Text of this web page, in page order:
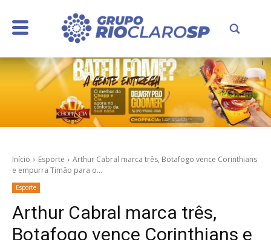
Início Esporte
Arthur Cabral marca três, Botafogo vence Corinthians
e empurra Timão para o...
Esporte
Arthur Cabral marca três,
Botafogo vence Corinthians e